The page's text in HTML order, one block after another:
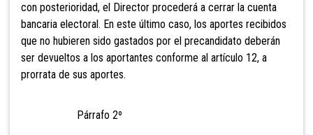
con posterioridad, el Director procederá a cerrar la cuenta
bancaria electoral. En este último caso, los aportes recibidos
que no hubieren sido gastados por el precandidato deberán
ser devueltos a los aportantes conforme al artículo 12, a
prorrata de sus aportes.
Párrafo 2º